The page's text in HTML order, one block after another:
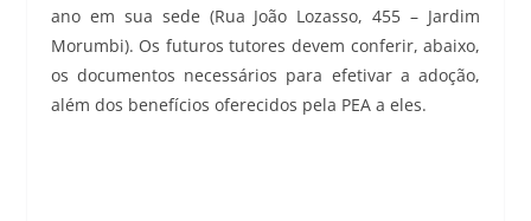
ano em sua sede (Rua João Lozasso, 455 – Jardim
Morumbi). Os futuros tutores devem conferir, abaixo,
os documentos necessários para efetivar a adoção,
além dos benefícios oferecidos pela PEA a eles.